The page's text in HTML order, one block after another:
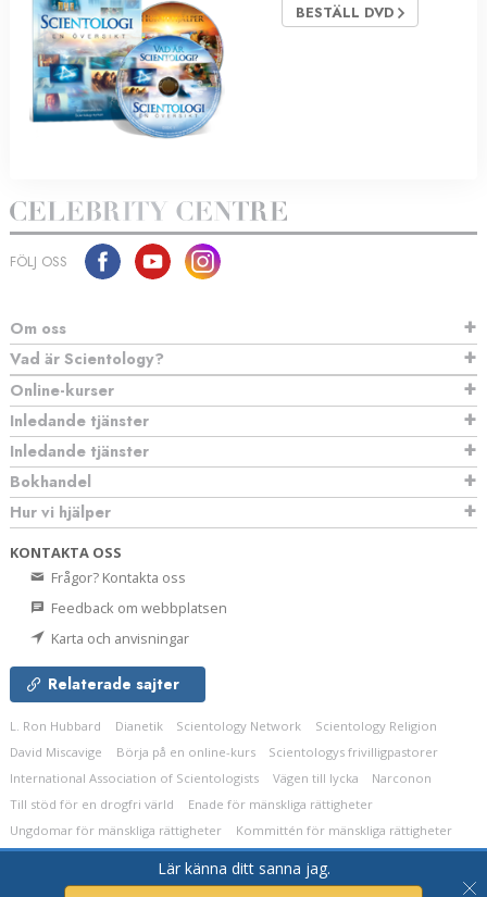
BESTÄLL DVD
Lär känna ditt sanna jag.
FÖLJ OSS
Om oss
Vad är Scientology?
Online-kurser
Inledande tjänster
Inledande tjänster
Bokhandel
Hur vi hjälper
KONTAKTA OSS
Frågor? Kontakta oss
Feedback om webbplatsen
Karta och anvisningar
Relaterade sajter
L. Ron Hubbard Dianetik Scientology Network
Scientology Religion
David Miscavige
Börja på en online-kurs
Scientologys frivilligpastorer
International Association of Scientologists
Vägen till lycka
Narconon
Till stöd för en drogfri värld
Enade för mänskliga rättigheter
Ungdomar för mänskliga rättigheter
Kommittén för mänskliga rättigheter
Church of Scientology Celebrity Centre International.
förbehållna.Integritetsmeddelande•Cookie-policy•Användarvillkor• Juridiskt